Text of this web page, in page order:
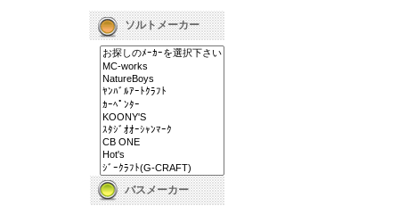
ソルトメーカー
バスメーカー